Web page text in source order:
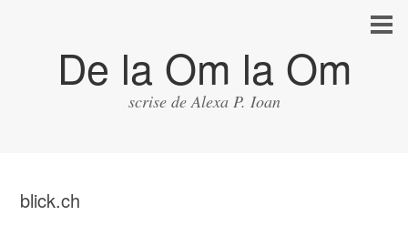
De la Om la Om
scrise de Alexa P. Ioan
blick.ch